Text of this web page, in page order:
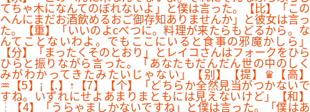
てちゃ木になんてのぼれないよ」と僕は言った。【比】「この
へんにまだお酒飲めるおご御存知ありませんか」と彼女は言っ
た。【重】「いいのよcべつに。料理が来たらもどるから。な
んてことないわよ。でもここにいると食事の邪魔かしら」
【分】「まったくそのとおり」とレイコさんはフォークをひら
ひらと振りながら言った。「あなたもだんだん世の中のしく
みがわかってきたみたいじゃない」【别】【提】♛【高】
♒【5】¡【.】↑【7】【个】「どちらか全然見当がつかないで
すね。いずれにせよあまりまともには見えないけど」【和】
┆【4】「うらゃましかないですね」と僕は言った。「僕はあ